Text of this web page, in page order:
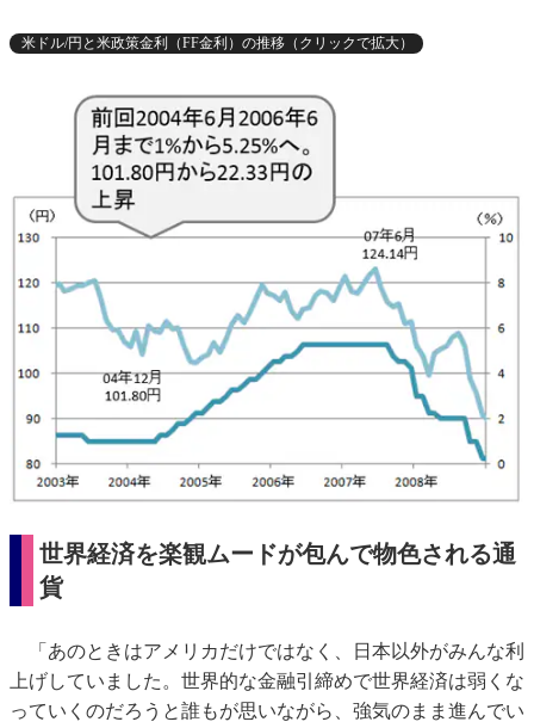
米ドル/円と米政策金利（FF金利）の推移（クリックで拡大）
世界経済を楽観ムードが包んで物色される通
貨
「あのときはアメリカだけではなく、日本以外がみんな利
上げしていました。世界的な金融引締めで世界経済は弱くな
っていくのだろうと誰もが思いながら、強気のまま進んでい